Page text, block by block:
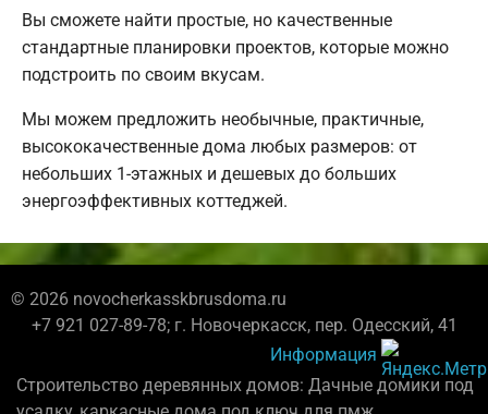
Вы сможете найти простые, но качественные
стандартные планировки проектов, которые можно
подстроить по своим вкусам.
Мы можем предложить необычные, практичные,
высококачественные дома любых размеров: от
небольших 1-этажных и дешевых до больших
энергоэффективных коттеджей.
© 2026 novocherkasskbrusdoma.ru
+7 921 027-89-78; г. Новочеркасск, пер. Одесский, 41
Информация
Строительство деревянных домов: Дачные домики под